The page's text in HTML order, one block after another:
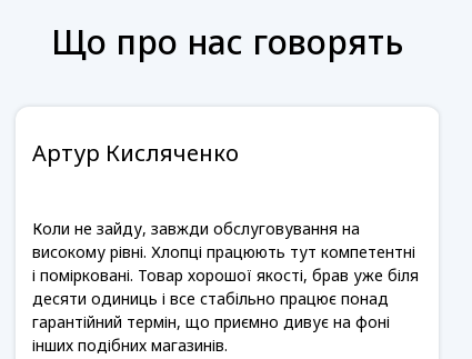
Що про нас говорять
Артур Кисляченко
Коли не зайду, завжди обслуговування на
високому рівні. Хлопці працюють тут компетентні
і помірковані. Товар хорошої якості, брав уже біля
десяти одиниць і все стабільно працює понад
гарантійний термін, що приємно дивує на фоні
інших подібних магазинів.